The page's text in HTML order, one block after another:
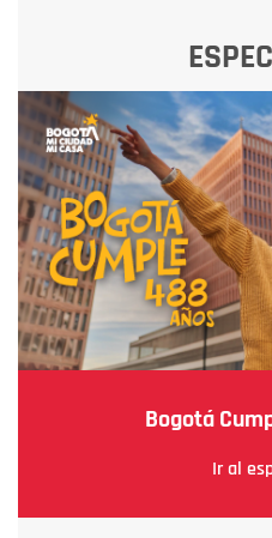
Bogotá
Ir al